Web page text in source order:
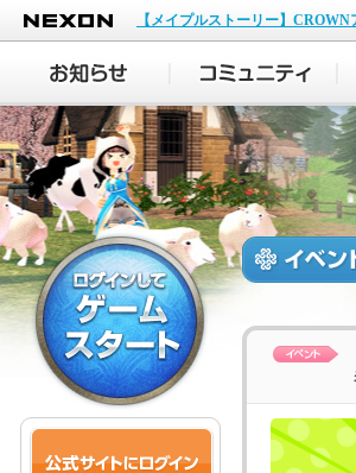
NEXON
【メイプルストーリー】CROWN